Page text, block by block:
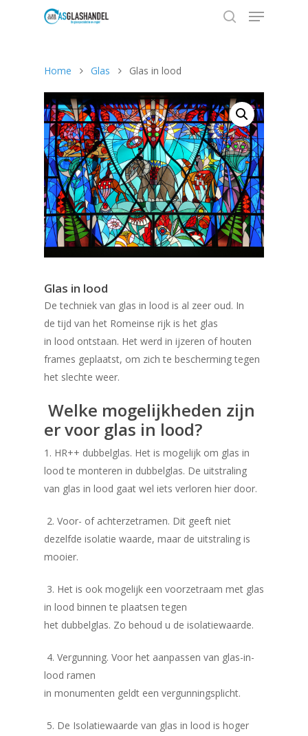
Home Glas Glas in lood
Glas in lood
De techniek van glas in lood is al zeer oud. In
de tijd van het Romeinse rijk is het glas
in lood ontstaan. Het werd in ijzeren of houten
frames geplaatst, om zich te bescherming tegen
het slechte weer.
Welke mogelijkheden zijn
er voor glas in lood?
1. HR++ dubbelglas. Het is mogelijk om glas in
lood te monteren in dubbelglas. De uitstraling
van glas in lood gaat wel iets verloren hier door.
2. Voor- of achterzetramen. Dit geeft niet
dezelfde isolatie waarde, maar de uitstraling is
mooier.
3. Het is ook mogelijk een voorzetraam met glas
in lood binnen te plaatsen tegen
het dubbelglas. Zo behoud u de isolatiewaarde.
4. Vergunning. Voor het aanpassen van glas-in-
lood ramen
in monumenten geldt een vergunningsplicht.
5. De Isolatiewaarde van glas in lood is hoger